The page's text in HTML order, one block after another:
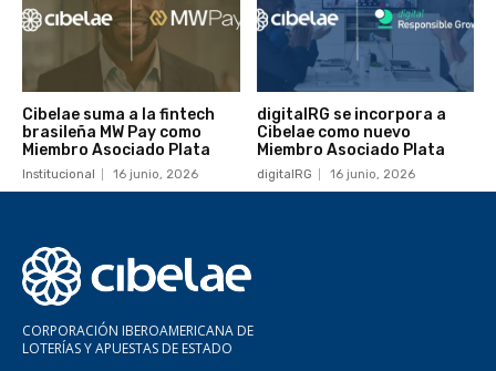
Cibelae suma a la fintech
brasileña MW Pay como
Miembro Asociado Plata
Institucional 16 junio, 2026
digitalRG se incorpora a
Cibelae como nuevo
Miembro Asociado Plata
digitalRG 16 junio, 2026
CORPORACIÓN IBEROAMERICANA DE
LOTERÍAS Y APUESTAS DE ESTADO